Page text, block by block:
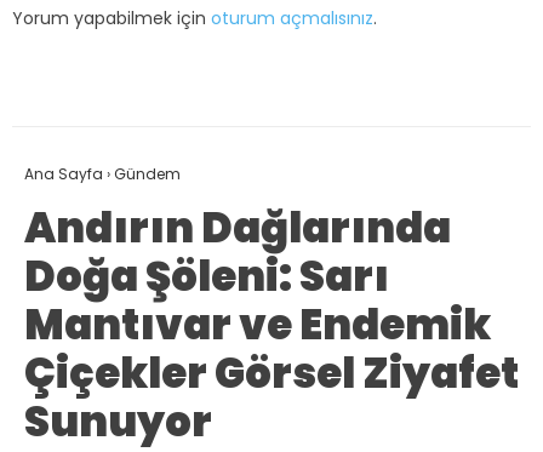
Yorum yapabilmek için oturum açmalısınız.
Ana Sayfa ›Gündem
Andırın Dağlarında
Doğa Şöleni: Sarı
Mantıvar ve Endemik
Çiçekler Görsel Ziyafet
Sunuyor